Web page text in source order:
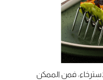
فمن الممكن